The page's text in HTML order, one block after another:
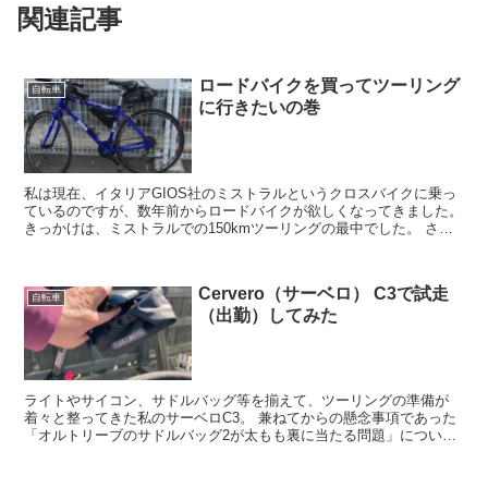
関連記事
自転車
ロードバイクを買ってツーリング
に行きたいの巻
私は現在、イタリアGIOS社のミストラルというクロスバイクに乗っ
ているのですが、数年前からロードバイクが欲しくなってきました。
きっかけは、ミストラルでの150kmツーリングの最中でした。 さす
自転車
Cervero（サーベロ） C3で試走
（出勤）してみた
ライトやサイコン、サドルバッグ等を揃えて、ツーリングの準備が
着々と整ってきた私のサーベロC3。 兼ねてからの懸念事項であった
「オルトリーブのサドルバッグ2が太もも裏に当たる問題」について